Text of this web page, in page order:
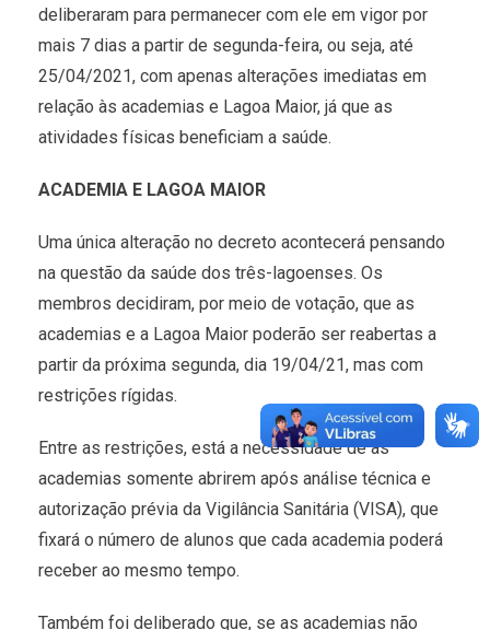
deliberaram para permanecer com ele em vigor por
mais 7 dias a partir de segunda-feira, ou seja, até
25/04/2021, com apenas alterações imediatas em
relação às academias e Lagoa Maior, já que as
atividades físicas beneficiam a saúde.
ACADEMIA E LAGOA MAIOR
Uma única alteração no decreto acontecerá pensando
na questão da saúde dos três-lagoenses. Os
membros decidiram, por meio de votação, que as
academias e a Lagoa Maior poderão ser reabertas a
partir da próxima segunda, dia 19/04/21, mas com
restrições rígidas.
Entre as restrições, está a necessidade de as
academias somente abrirem após análise técnica e
autorização prévia da Vigilância Sanitária (VISA), que
fixará o número de alunos que cada academia poderá
receber ao mesmo tempo.
Também foi deliberado que, se as academias não